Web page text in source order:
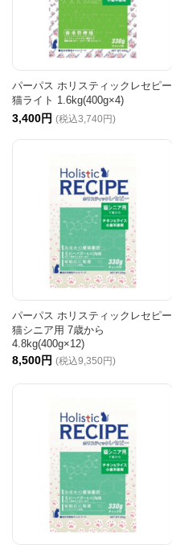
パーパス ホリスティックレセピー
猫ライト 1.6kg(400g×4)
3,400円 (税込3,740円)
パーパス ホリスティックレセピー
猫シニア用 7歳から
4.8kg(400g×12)
8,500円 (税込9,350円)